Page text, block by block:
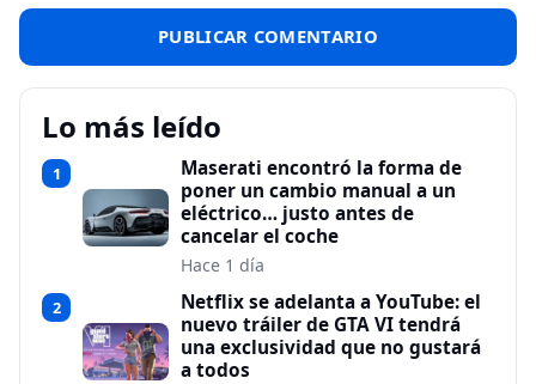
Lo más leído
1
Maserati encontró la forma de
poner un cambio manual a un
eléctrico… justo antes de
cancelar el coche
Hace 1 día
2
Netflix se adelanta a YouTube: el
nuevo tráiler de GTA VI tendrá
una exclusividad que no gustará
a todos